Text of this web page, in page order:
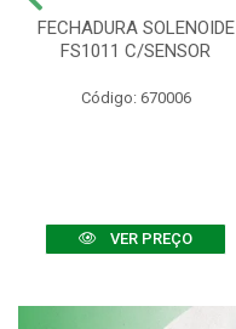
FECHADURA SOLENOIDE
FS1011 C/SENSOR
Código: 670006
VER PREÇO